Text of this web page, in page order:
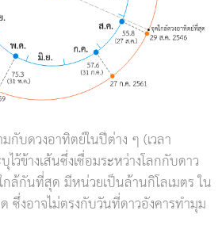
กับดวงอาทิตย์ในปีต่าง ๆ (เวลา
ว้ข้างเส้นซึ่งเชื่อมระหว่างโลกกับดาว
ล้กันที่สุด มีหน่วยเป็นล้านกิโลเมตร ใน
ซึ่งอาจไม่ตรงกับวันที่ดาวอังคารทำมุม